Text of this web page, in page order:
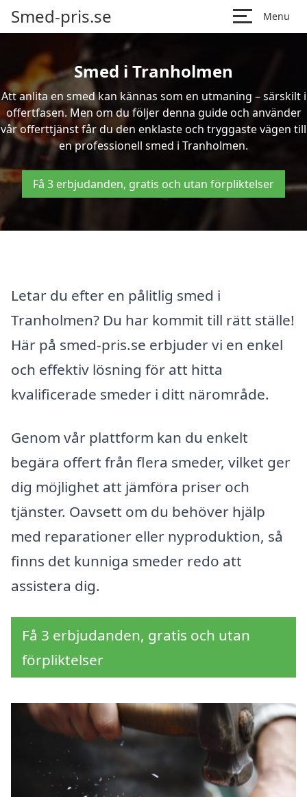
Smed-pris.se Menu
Smed i Tranholmen
Att anlita en smed kan kännas som en utmaning – särskilt i
offertfasen. Men om du följer denna guide och använder
vår offerttjänst får du den enklaste och tryggaste vägen till
en professionell smed i Tranholmen.
Få 3 erbjudanden, gratis och utan förpliktelser
Letar du efter en pålitlig smed i
Tranholmen? Du har kommit till rätt ställe!
Här på smed-pris.se erbjuder vi en enkel
och effektiv lösning för att hitta
kvalificerade smeder i ditt närområde.
Genom vår plattform kan du enkelt
begära offert från flera smeder, vilket ger
dig möjlighet att jämföra priser och
tjänster. Oavsett om du behöver hjälp
med reparationer eller nyproduktion, så
finns det kunniga smeder redo att
assistera dig.
Få 3 erbjudanden, gratis och utan
förpliktelser